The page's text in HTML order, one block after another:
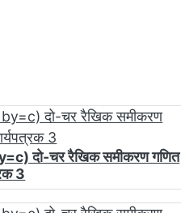
दो-चर रैखिक समीकरण गणित
3